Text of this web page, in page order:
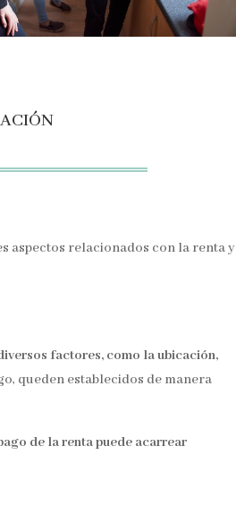
aspectos relacionados con la renta y
factores, como la ubicación,
queden establecidos de manera
de la renta puede acarrear